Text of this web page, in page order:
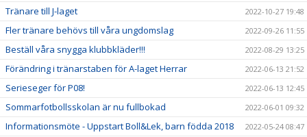
Tränare till J-laget 2022-10-27 19:48
Fler tränare behövs till våra ungdomslag 2022-09-26 11:55
Beställ våra snygga klubbkläder!!! 2022-08-29 13:25
Förändring i tränarstaben för A-laget Herrar 2022-06-13 21:52
Serieseger för P08! 2022-06-13 12:45
Sommarfotbollsskolan är nu fullbokad 2022-06-01 09:32
Informationsmöte - Uppstart Boll&Lek, barn födda 2018 2022-05-24 08:47